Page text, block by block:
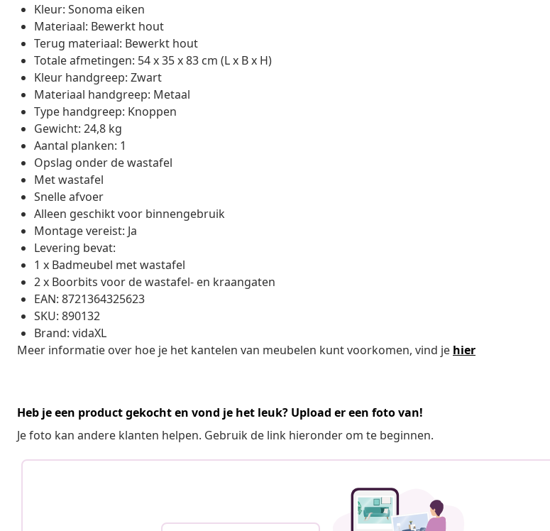
Kleur: Sonoma eiken
Materiaal: Bewerkt hout
Terug materiaal: Bewerkt hout
Totale afmetingen: 54 x 35 x 83 cm (L x B x H)
Kleur handgreep: Zwart
Materiaal handgreep: Metaal
Type handgreep: Knoppen
Gewicht: 24,8 kg
Aantal planken: 1
Opslag onder de wastafel
Met wastafel
Snelle afvoer
Alleen geschikt voor binnengebruik
Montage vereist: Ja
Levering bevat:
1 x Badmeubel met wastafel
2 x Boorbits voor de wastafel- en kraangaten
EAN: 8721364325623
SKU: 890132
Brand: vidaXL
Meer informatie over hoe je het kantelen van meubelen kunt voorkomen, vind je hier
Heb je een product gekocht en vond je het leuk? Upload er een foto van!
Je foto kan andere klanten helpen. Gebruik de link hieronder om te beginnen.